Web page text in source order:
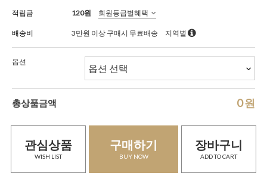
적립금 120원 회원등급별혜택
배송비 3만원 이상 구매시 무료배송 지역별
옵션
총상품금액 0원
관심상품
WISH LIST
구매하기
BUY NOW
장바구니
ADD TO CART